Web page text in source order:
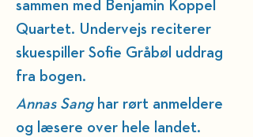
sammen med Benjamin Koppel
Quartet. Undervejs reciterer
s kuespiller Sofie Gråbøl uddrag
fra bogen.
Annas Sang har rørt anmeldere
og læsere over hele landet.